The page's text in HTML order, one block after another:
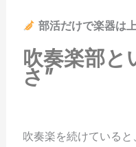
部活だけで楽器は
吹奏楽部と
さ”
吹奏楽を続けている